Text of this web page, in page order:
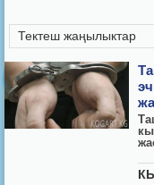
Тектеш жаңылыктар